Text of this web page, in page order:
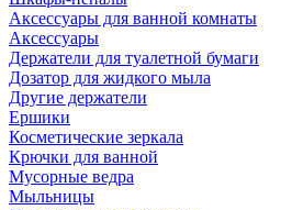
Аксессуары для ванной комнаты
Аксессуары
Держатели для туалетной бумаги
Дозатор для жидкого мыла
Другие держатели
Ершики
Косметические зеркала
Крючки для ванной
Мусорные ведра
Мыльницы